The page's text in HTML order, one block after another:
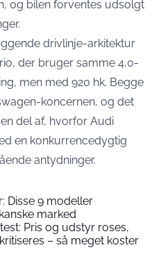
og bilen forventes udsolgt
drivlinje-arkitektur
der bruger samme 4,0-
men med 920 hk. Begge
koncernen, og det
del af, hvorfor Audi
en konkurrencedygtig
antydninger.
Disse 9 modeller
marked
Pris og udstyr roses,
– så meget koster